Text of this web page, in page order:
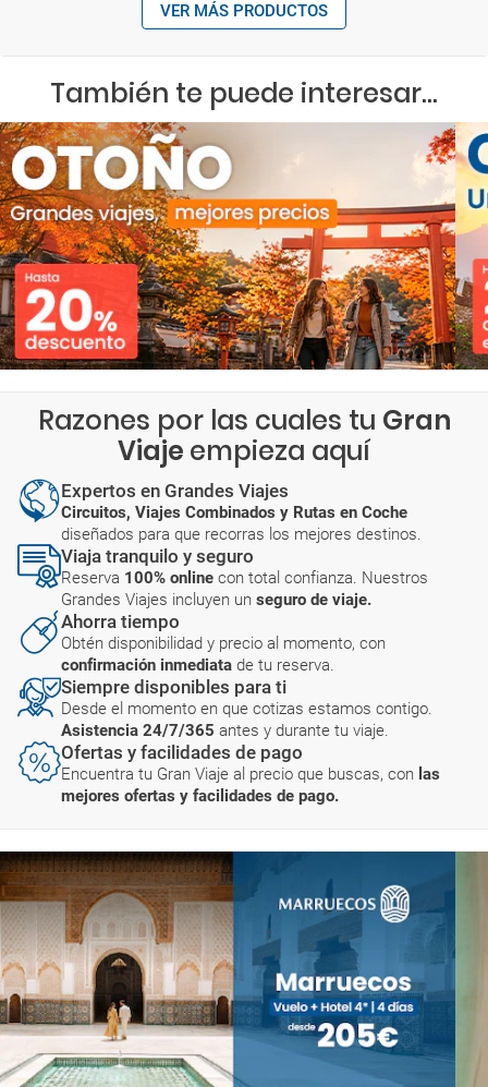
VER MÁS PRODUCTOS
También te puede interesar...
Razones por las cuales tu Gran
Viaje empieza aquí
Expertos en Grandes Viajes
Circuitos, Viajes Combinados y Rutas en Coche
diseñados para que recorras los mejores destinos.
Viaja tranquilo y seguro
Reserva 100% online con total confianza. Nuestros
Grandes Viajes incluyen un seguro de viaje.
Ahorra tiempo
Obtén disponibilidad y precio al momento, con
confirmación inmediata de tu reserva.
Siempre disponibles para ti
Desde el momento en que cotizas estamos contigo.
Asistencia 24/7/365 antes y durante tu viaje.
Ofertas y facilidades de pago
Encuentra tu Gran Viaje al precio que buscas, con las
mejores ofertas y facilidades de pago.